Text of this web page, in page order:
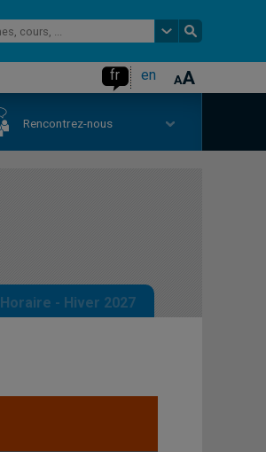
fr en
Rencontrez-nous
Horaire - Hiver 2027